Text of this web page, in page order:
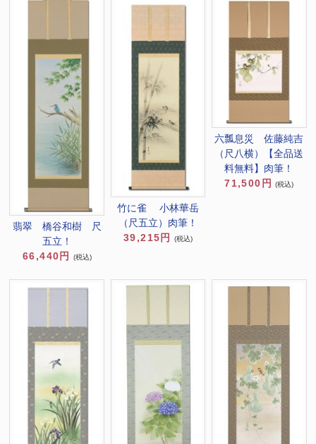
翡翠 橋谷和樹 尺
五立！
66,440円
(税込)
竹に雀 小林華岳
（尺五立）肉筆！
39,215円
(税込)
六瓢息災 佐藤純吉
（尺八横）【全品送
料無料】肉筆！
71,500円
(税込)